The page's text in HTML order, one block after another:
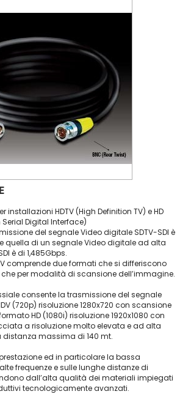
installazioni HDTV (High Definition TV) e HD
Serial Digital Interface)
del segnale Video digitale SDTV-SDI è
quella di un segnale Video digitale ad alta
è di 1,485Gbps.
comprende due formati che si differiscono
che per modalità di scansione dell’immagine.
consente la trasmissione del segnale
(720p) risoluzione 1280x720 con scansione
HD (1080i) risoluzione 1920x1080 con
a risoluzione molto elevata e ad alta
distanza massima di 140 mt.
ed in particolare la bassa
frequenze e sulle lunghe distanze di
dall’alta qualità dei materiali impiegati
tecnologicamente avanzati.